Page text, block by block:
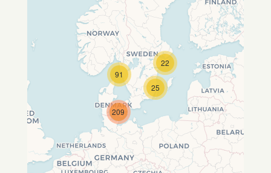
Travelers' Map wird geladen …
Wenn du dies siehst, nachdem
deine Seite vollständig geladen
wurde, fehlen leafletJS-Dateien.
22
25
209
91